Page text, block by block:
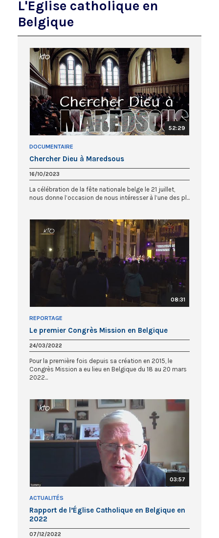
L'Eglise catholique en
Belgique
52:29
DOCUMENTAIRE
Chercher Dieu à Maredsous
16/10/2023
La célébration de la fête nationale belge le 21 juillet,
nous donne l’occasion de nous intéresser à l’une des pl...
08:31
REPORTAGE
Le premier Congrès Mission en Belgique
24/03/2022
Pour la première fois depuis sa création en 2015, le
Congrès Mission a eu lieu en Belgique du 18 au 20 mars
2022...
03:57
ACTUALITÉS
Rapport de l’Église Catholique en Belgique en
2022
07/12/2022